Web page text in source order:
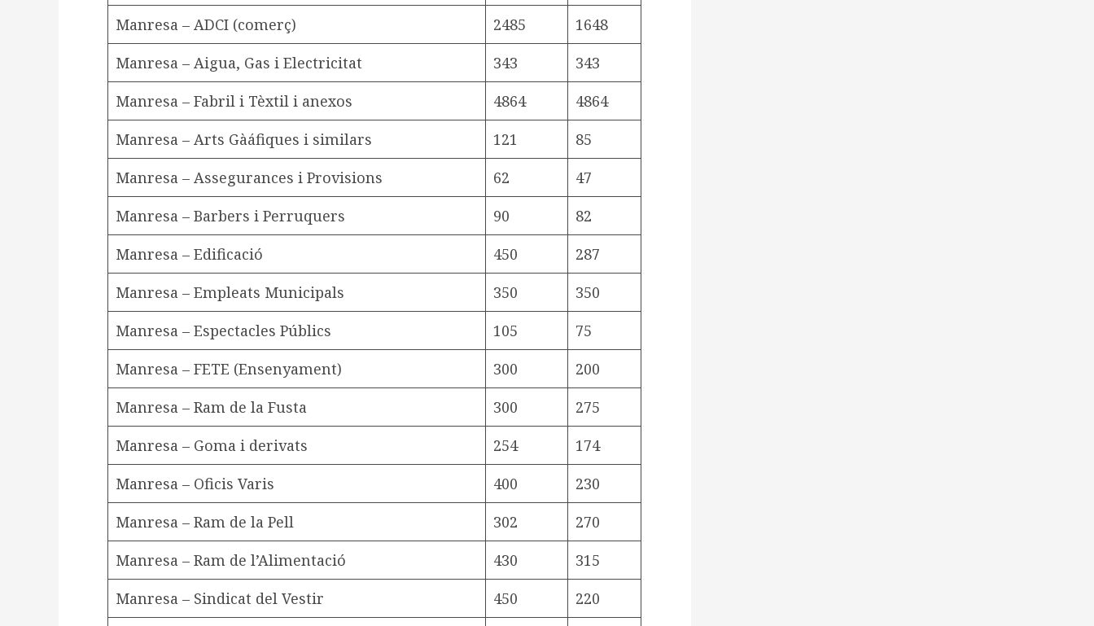
Manresa – ADCI (comerç)
2485
1648
Manresa – Aigua, Gas i Electricitat
343
343
Manresa – Fabril i Tèxtil i anexos
4864
4864
Manresa – Arts Gàáfiques i similars
121
85
Manresa – Assegurances i Provisions
62
47
Manresa – Barbers i Perruquers
90
82
Manresa – Edificació
450
287
Manresa – Empleats Municipals
350
350
Manresa – Espectacles Públics
105
75
Manresa – FETE (Ensenyament)
300
200
Manresa – Ram de la Fusta
300
275
Manresa – Goma i derivats
254
174
Manresa – Oficis Varis
400
230
Manresa – Ram de la Pell
302
270
Manresa – Ram de l’Alimentació
430
315
Manresa – Sindicat del Vestir
450
220